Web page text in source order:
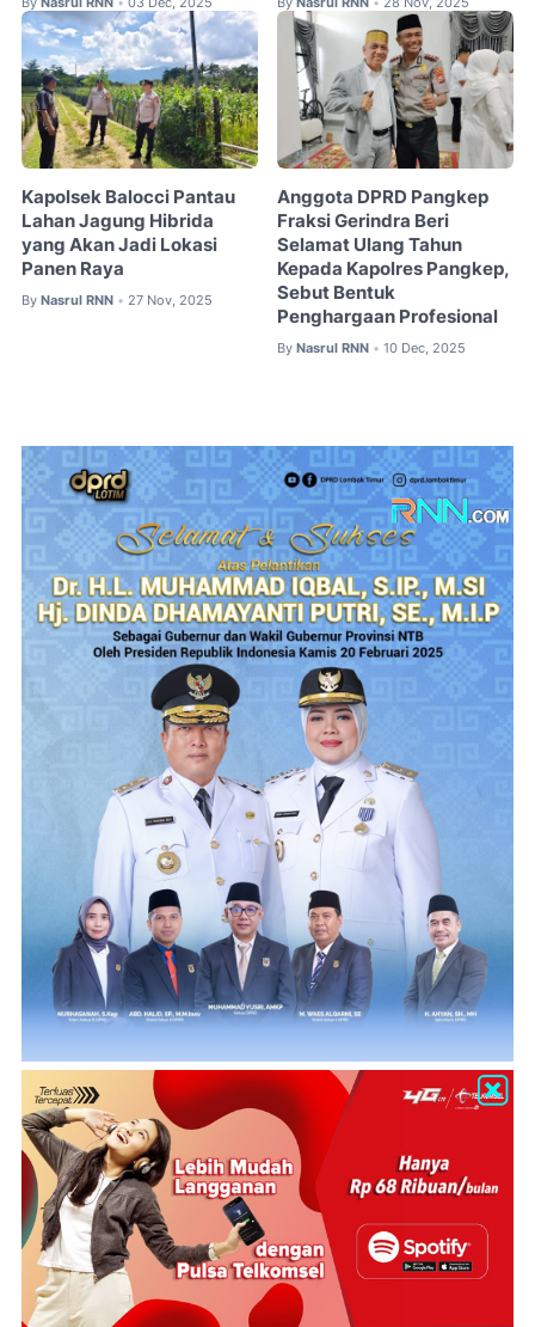
Kapolsek Balocci Pantau
Lahan Jagung Hibrida
yang Akan Jadi Lokasi
Panen Raya
By Nasrul RNN • 27 Nov, 2025
Anggota DPRD Pangkep
Fraksi Gerindra Beri
Selamat Ulang Tahun
Kepada Kapolres Pangkep,
Sebut Bentuk
Penghargaan Profesional
By Nasrul RNN • 10 Dec, 2025